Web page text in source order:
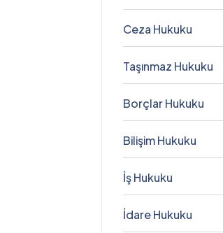
Ceza Hukuku
Taşınmaz Hukuku
Borçlar Hukuku
Bilişim Hukuku
İş Hukuku
İdare Hukuku